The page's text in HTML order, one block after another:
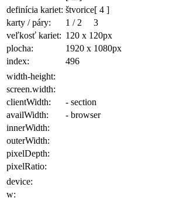
definícia kariet: štvorice[ 4 ]
karty / páry:
1 / 2
3
veľkosť kariet: 120 x 120px
plocha: 1920 x 1080px
index:
496
width-height:
screen.width:
clientWidth:
- section
availWidth:
- browser
innerWidth:
outerWidth:
pixelDepth:
pixelRatio:
device:
w: